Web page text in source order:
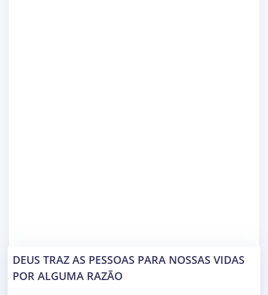
DEUS TRAZ AS PESSOAS PARA NOSSAS VIDAS
POR ALGUMA RAZÃO